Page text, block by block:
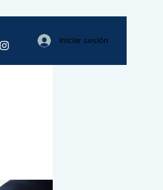
Iniciar sesión